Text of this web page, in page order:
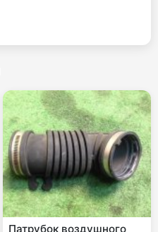
Патрубок воздушного